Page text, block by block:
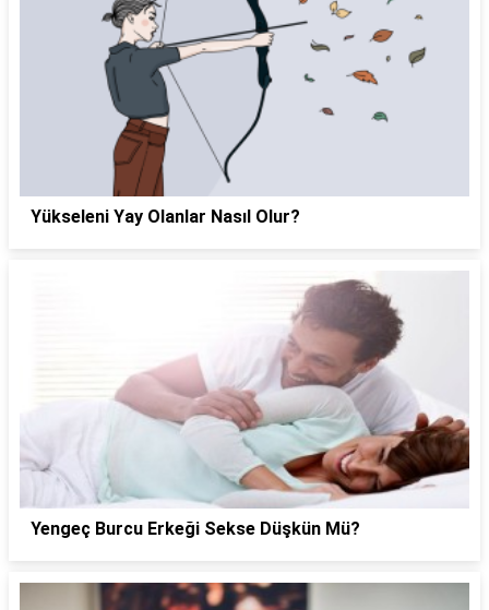
Yükseleni Yay Olanlar Nasıl Olur?
Yengeç Burcu Erkeği Sekse Düşkün Mü?